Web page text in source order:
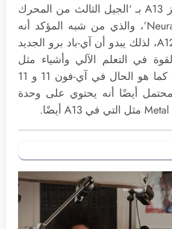
ولسبب واحد، يتميز A13 بـ ‘الجيل الثالث من المحرك
العصبي Neural Engine’، والذي من شبه المؤكد أنه
لم يتم نقله إلى A12Z، لذلك يبدو أن آي-باد برو الجديد
في التعلم الآلي وأشياء مثل
التصوير الحاسوبي كما هو الحال في آي-فون 11 و 11
أيضًا أنه يحتوي على وحدة